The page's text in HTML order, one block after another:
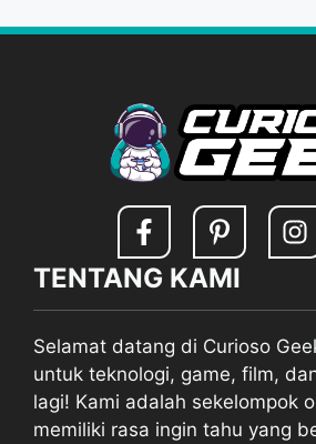
TENTANG KAMI
Selamat datang di Curioso
untuk teknologi, game, film,
lagi! Kami adalah sekelompok
memiliki rasa ingin tahu yang